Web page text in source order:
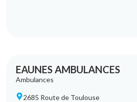
EAUNES AMBULANCES
Ambulances
2685 Route de Toulouse